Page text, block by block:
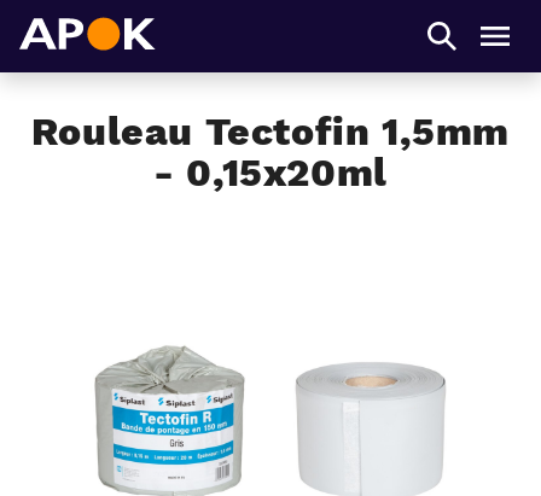
Rouleau Tectofin 1,5mm
- 0,15x20ml